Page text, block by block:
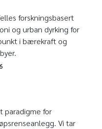
forskningsbasert
og urban dyrking for
i bærekraft og
paradigme for
Vi tar